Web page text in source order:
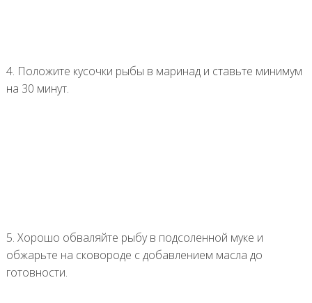
4. Положите кусочки рыбы в маринад и ставьте минимум
на 30 минут.
5. Хорошо обваляйте рыбу в подсоленной муке и
обжарьте на сковороде с добавлением масла до
готовности.